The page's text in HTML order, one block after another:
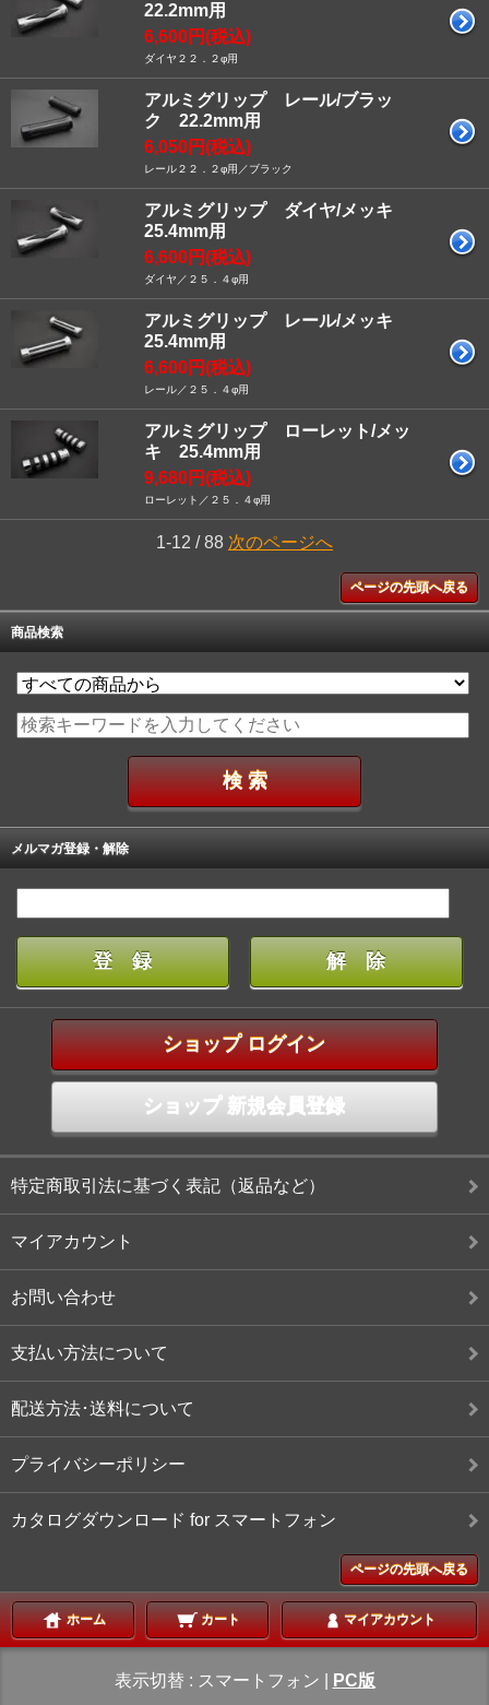
22.2mm用
6,600円(税込)
ダイヤ２２．２φ用
アルミグリップ レール/ブラッ
ク 22.2mm用
6,050円(税込)
レール２２．２φ用／ブラック
アルミグリップ ダイヤ/メッキ
25.4mm用
6,600円(税込)
ダイヤ／２５．４φ用
アルミグリップ レール/メッキ
25.4mm用
6,600円(税込)
レール／２５．４φ用
アルミグリップ ローレット/メッ
キ 25.4mm用
9,680円(税込)
ローレット／２５．４φ用
1-12 / 88 次のページへ
ページの先頭へ戻る
商品検索
メルマガ登録・解除
ショップ ログイン
ショップ 新規会員登録
特定商取引法に基づく表記（返品など）
マイアカウント
お問い合わせ
支払い方法について
配送方法･送料について
プライバシーポリシー
カタログダウンロード for スマートフォン
ページの先頭へ戻る
ホーム カート マイアカウント
表示切替 : スマートフォン PC版